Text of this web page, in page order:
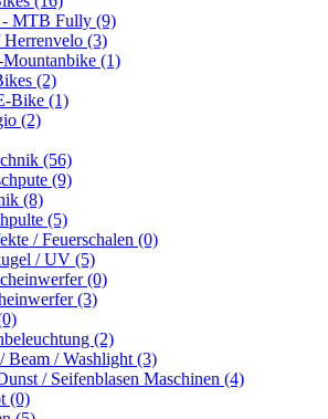
- MTB Fully (9)
Herrenvelo (3)
(1)
(2)
Bike (1)
(2)
(56)
(9)
(8)
(5)
/ Feuerschalen (0)
/ UV (5)
(0)
(3)
(2)
Beam / Washlight (3)
/ Seifenblasen Maschinen (4)
(0)